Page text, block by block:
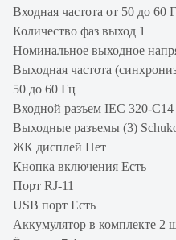
Входная частота от 50 до 60
Количество фаз выход 1
Номинальное выходное
Выходная частота
50 до 60 Гц
Входной разъем IEC 320-C14
Выходные разъемы (3)
ЖК дисплей Нет
Кнопка включения Есть
Порт RJ-11
USB порт Есть
Аккумулятор в комплекте 2